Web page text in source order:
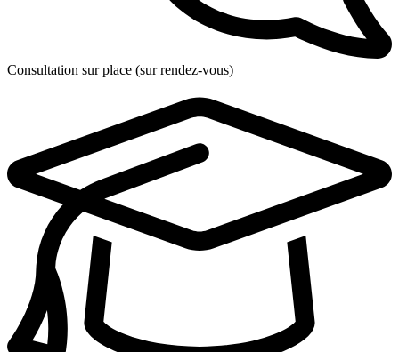
Consultation sur place (sur rendez-vous)